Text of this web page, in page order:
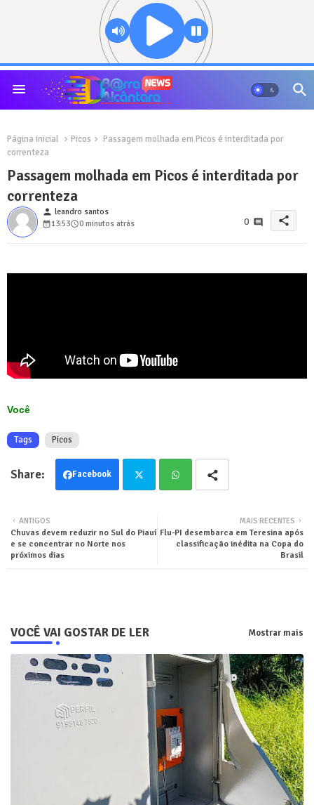
Página inicial Picos
Passagem molhada em Picos é interditada por
correnteza
Passagem molhada em Picos é interditada por
correnteza
person leandro santos
13:53
0 minutos atrás 0 share
Você
Tags Picos
Facebook
ter tsa
MAIS RECENTES
Flu-PI desembarca em Teresina após
classificação inédita na Copa do
Brasil
ANTIGOS
Chuvas devem reduzir no Sul do Piauí
e se concentrar no Norte nos
próximos dias
VOCÊ VAI GOSTAR DE LER Mostrar mais